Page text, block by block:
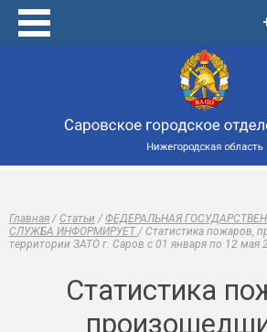
Товары
Виртуальный музей
Статьи
Онлайн-тренажеры
Главная / Статьи / ФЕДЕРАЛЬНАЯ
СЛУЖБА ИНФОРМИРУЕТ/ Статистика пожаров,
территории ЗАТО г. Саров с 01 января по 12 мая
Статистика